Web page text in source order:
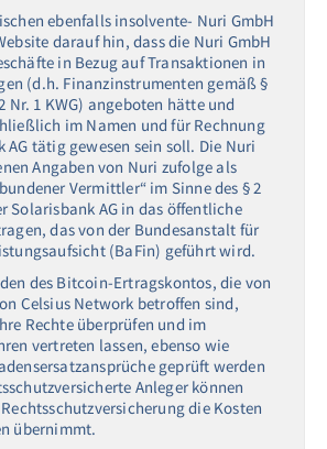
ebenfalls insolvente- Nuri GmbH
darauf hin, dass die Nuri GmbH
in Bezug auf Transaktionen in
(d.h. Finanzinstrumenten gemäß §
Nr. 1 KWG) angeboten hätte und
im Namen und für Rechnung
AG tätig gewesen sein soll. Die Nuri
Angaben von Nuri zufolge als
Vermittler“ im Sinne des § 2
Solarisbank AG in das öffentliche
das von der Bundesanstalt für
(BaFin) geführt wird.
des Bitcoin-Ertragskontos, die von
Celsius Network betroffen sind,
Rechte überprüfen und im
vertreten lassen, ebenso wie
geprüft werden
Anleger können
die Kosten
übernimmt.